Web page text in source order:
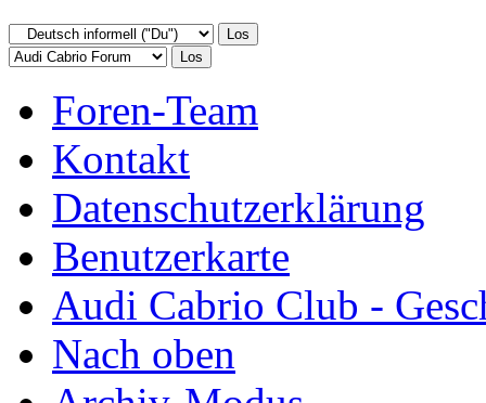
Foren-Team
Kontakt
Datenschutzerklärung
Benutzerkarte
Audi Cabrio Club -
Nach oben